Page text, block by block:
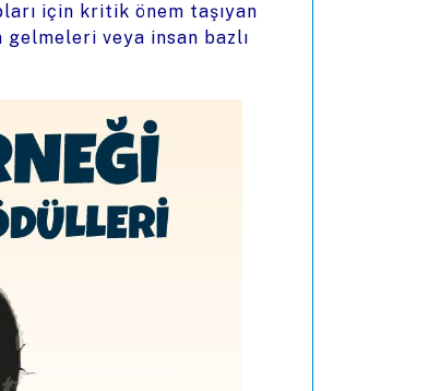
için kritik önem taşıyan
veya insan bazlı